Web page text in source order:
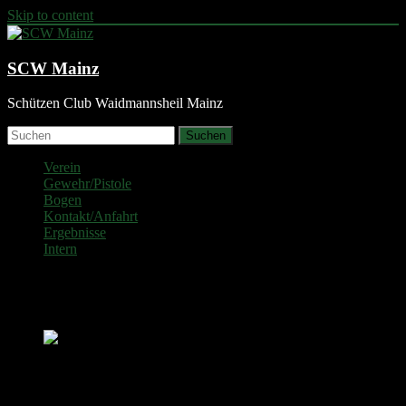
Skip to content
SCW Mainz
Schützen Club Waidmannsheil Mainz
Suchen
Verein
Gewehr/Pistole
Bogen
Kontakt/Anfahrt
Ergebnisse
Intern